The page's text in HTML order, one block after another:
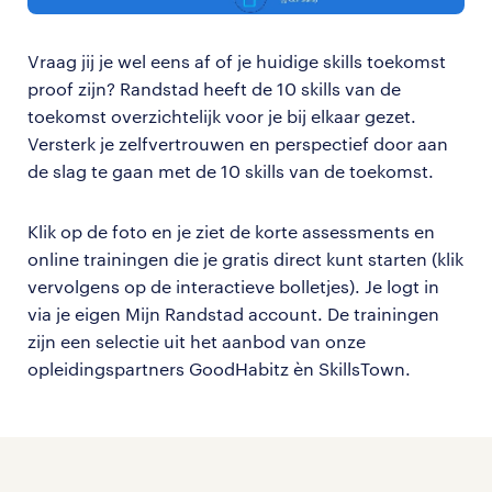
Vraag jij je wel eens af of je huidige skills toekomst
proof zijn? Randstad heeft de 10 skills van de
toekomst overzichtelijk voor je bij elkaar gezet.
Versterk je zelfvertrouwen en perspectief door aan
de slag te gaan met de 10 skills van de toekomst.
Klik op de foto en je ziet de korte assessments en
online trainingen die je gratis direct kunt starten (klik
vervolgens op de interactieve bolletjes). Je logt in
via je eigen Mijn Randstad account. De trainingen
zijn een selectie uit het aanbod van onze
opleidingspartners GoodHabitz èn SkillsTown.